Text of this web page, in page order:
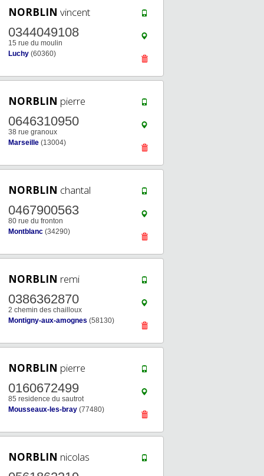
NORBLIN vincent
0344049108
15 rue du moulin
Luchy (60360)
NORBLIN pierre
0646310950
38 rue granoux
Marseille (13004)
NORBLIN chantal
0467900563
80 rue du fronton
Montblanc (34290)
NORBLIN remi
0386362870
2 chemin des chailloux
Montigny-aux-amognes (58130)
NORBLIN pierre
0160672499
85 residence du sautrot
Mousseaux-les-bray (77480)
NORBLIN nicolas